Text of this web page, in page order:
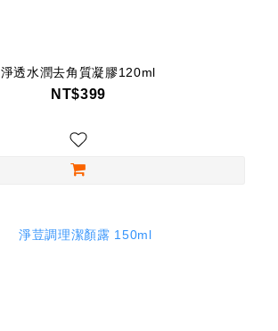
淨透水潤去角質凝膠120ml
NT$399